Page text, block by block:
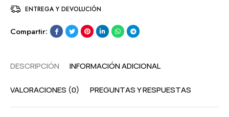
ENTREGA Y DEVOLUCIÓN
Compartir:
DESCRIPCIÓN INFORMACIÓN ADICIONAL
VALORACIONES (0) PREGUNTAS Y RESPUESTAS